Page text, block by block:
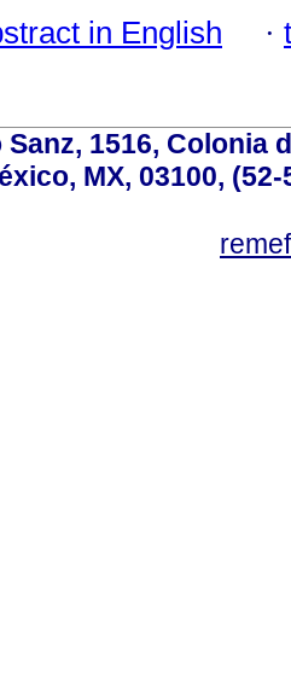
in English ·
1516, Colonia
MX, 03100,